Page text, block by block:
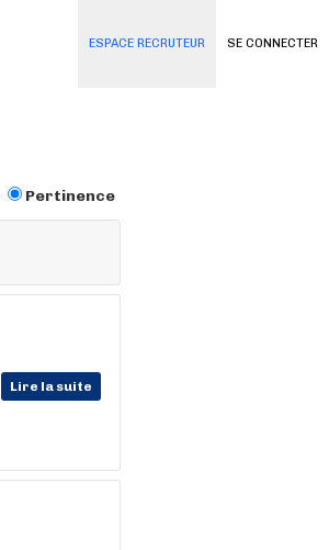
SE CONNECTER
ESPACE RECRUTEUR
Pertinence
Lire la suite